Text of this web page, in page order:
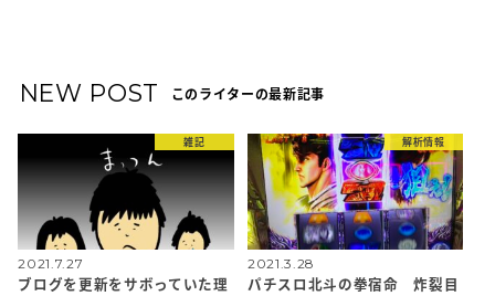
NEW POST このライターの最新記事
雑記
2021.7.27
ブログを更新をサボっていた理
解析情報
2021.3.28
パチスロ北斗の拳宿命 炸裂目